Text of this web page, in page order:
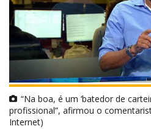
“Na boa, é um ‘batedor de
profissional”, afirmou o
Internet)